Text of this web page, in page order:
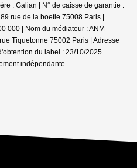
: Galian | N° de caisse de garantie :
rue de la boetie 75008 Paris |
000 | Nom du médiateur : ANM
Tiquetonne 75002 Paris | Adresse
du label : 23/10/2025
indépendante